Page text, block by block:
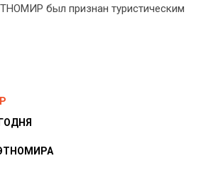
был признан туристическим